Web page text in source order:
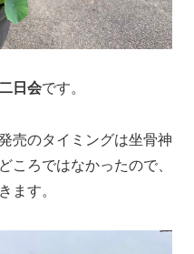
日会です。
売のタイミングは坐骨神
ころではなかったので、
ます。